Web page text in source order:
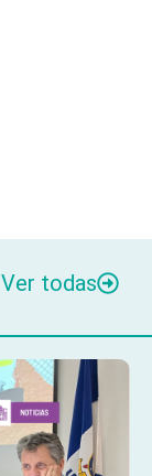
Ver todas